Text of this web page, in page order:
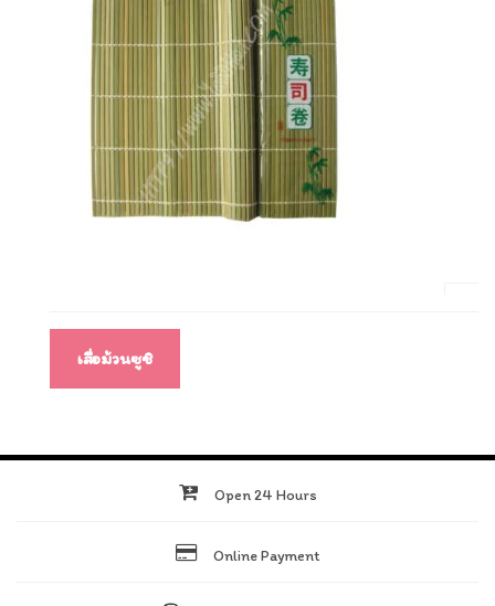
แนะแนว
เรื่องเสื่อม้วนซูชิ
Open 24 Hours
Online Payment